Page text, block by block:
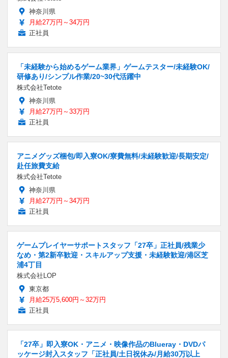
神奈川県
月給27万円～34万円
正社員
「未経験から始めるゲーム業界」ゲームテスター/未経験OK/
研修あり/シンプル作業/20~30代活躍中
株式会社Tetote
神奈川県
月給27万円～33万円
正社員
アニメグッズ梱包/即入寮OK/寮費無料/未経験歓迎/長期安定/
赴任旅費支給
株式会社Tetote
神奈川県
月給27万円～34万円
正社員
ゲームプレイヤーサポートスタッフ「27卒」正社員/残業少
なめ・第2新卒歓迎・スキルアップ支援・未経験歓迎/港区芝
浦4丁目
株式会社LOP
東京都
月給25万5,600円～32万円
正社員
「27卒」即入寮OK・アニメ・映像作品のBlueray・DVDパ
ッケージ封入スタッフ「正社員/土日祝休み/月給30万以上